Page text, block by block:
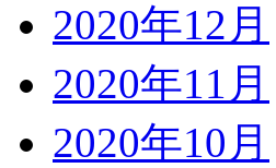
2020年12月
2020年11月
2020年10月